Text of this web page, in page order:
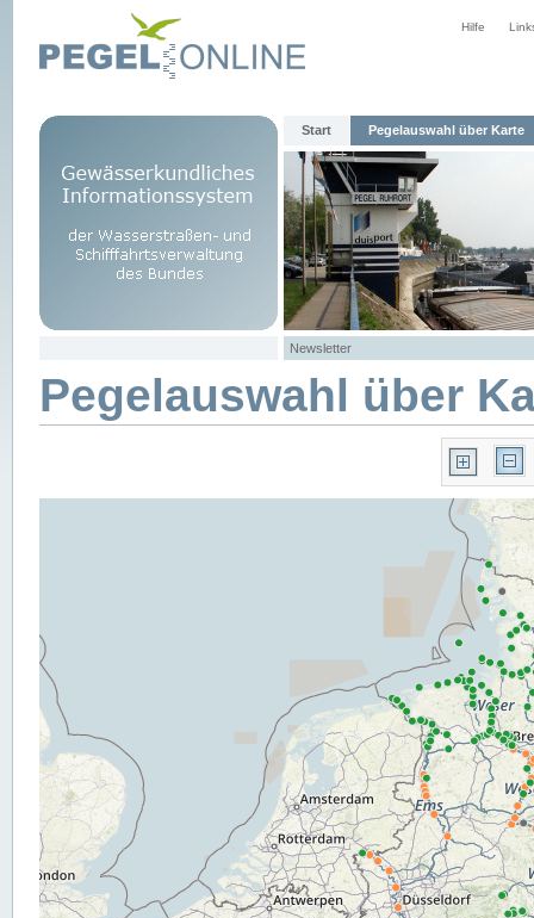
Hilfe
Start Pegelauswahl über Karte
Newsletter
Pegelauswahl über